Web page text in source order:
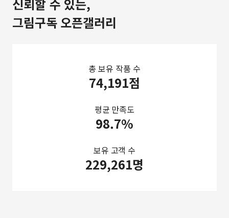
신뢰할 수 있는,
그림구독 오픈갤러리
총 보유 작품 수
74,191점
평균 만족도
98.7%
보유 고객 수
229,261명